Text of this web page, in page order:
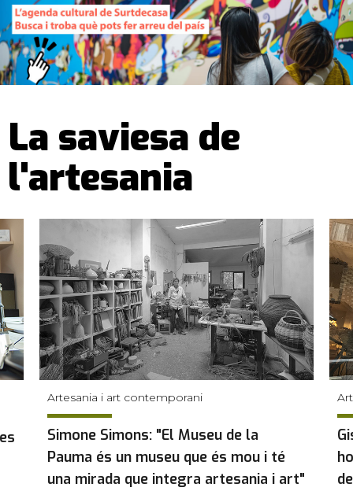
La saviesa de
l'artesania
Artesania i art contemporani
Simone Simons: "El Museu de la
Pauma és un museu que és mou i té
una mirada que integra artesania i art"